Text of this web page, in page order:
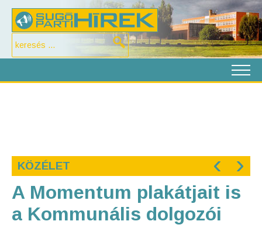
KÖZÉLET ‹ ›
A Momentum plakátjait is
a Kommunális dolgozói